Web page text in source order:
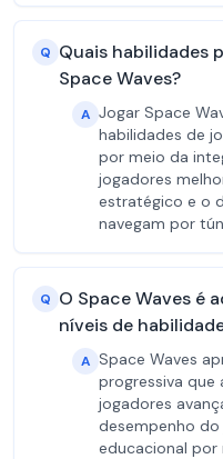
Q Quais habilidades
Space Waves?
A Jogar Space
habilidades de
por meio da
jogadores
estratégico e o
navegam por
Q O Space Waves é
níveis de
A Space Waves
progressiva que
jogadores
desempenho
educacional